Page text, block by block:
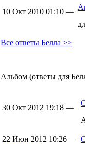
10 Окт 2010 01:10 —
Все ответы Белла >>
Альбом (ответы для
30 Окт 2012 19:18 —
22 Июн 2012 10:26 —